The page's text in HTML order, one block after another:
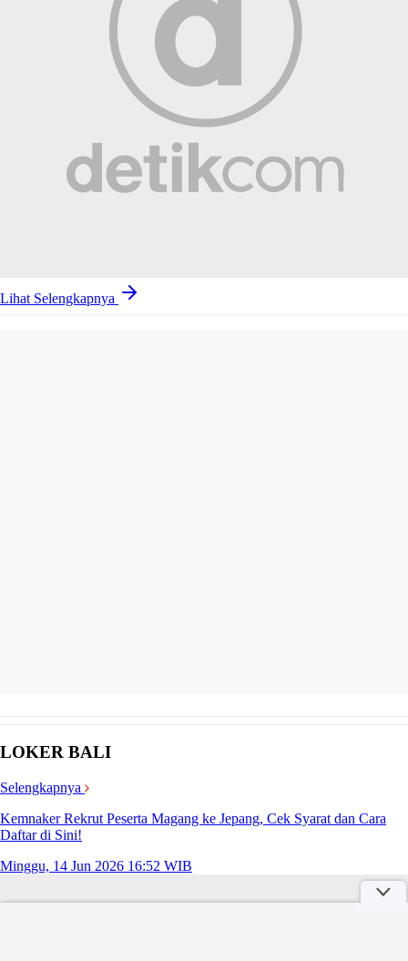
Lihat Selengkapnya
LOKER BALI
Selengkapnya
Kemnaker Rekrut Peserta Magang ke Jepang, Cek Syarat dan Cara
Daftar di Sini!
Minggu, 14 Jun 2026 16:52 WIB